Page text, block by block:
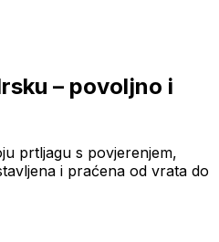
– povoljno i
prtljagu s povjerenjem,
i praćena od vrata do